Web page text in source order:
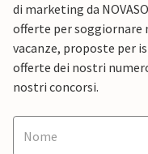
di marketing da
offerte per soggiornare
vacanze, proposte per
offerte dei nostri
nostri concorsi.